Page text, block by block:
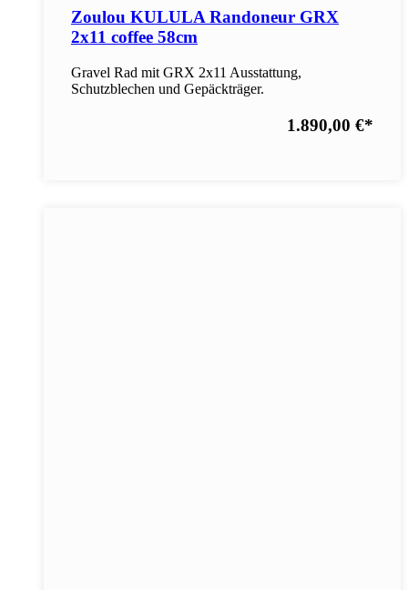
Zoulou KULULA Randoneur GRX
2x11 coffee 58cm
Gravel Rad mit GRX 2x11 Ausstattung,
Schutzblechen und Gepäckträger.
1.890,00 €*